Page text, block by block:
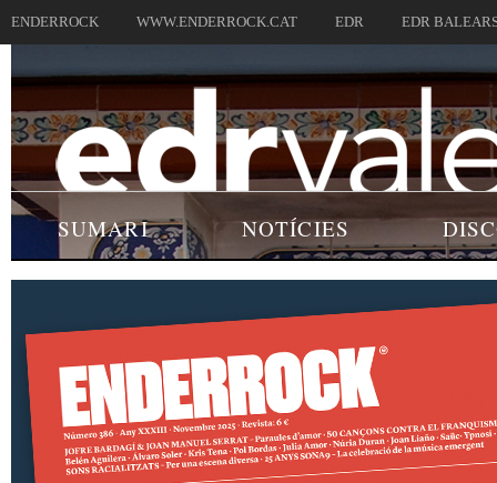
ENDERROCK WWW.ENDERROCK.CAT EDR EDR
SUMARI NOTÍCIES